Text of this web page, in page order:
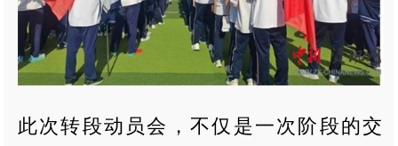
此次转段动员会，不仅是一次阶段的交